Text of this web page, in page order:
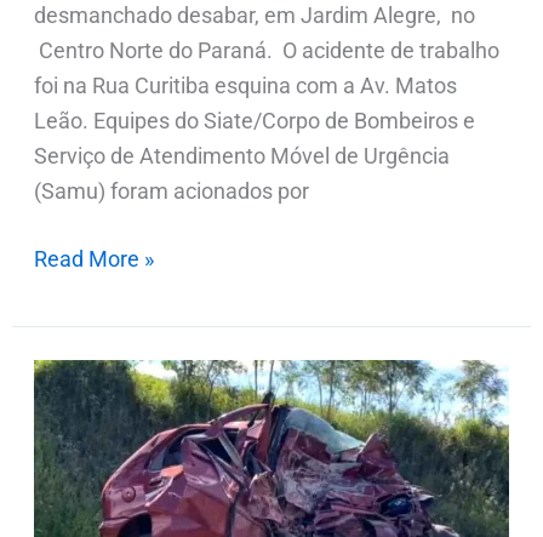
desmanchado desabar, em Jardim Alegre, no
Centro Norte do Paraná. O acidente de trabalho
foi na Rua Curitiba esquina com a Av. Matos
Leão. Equipes do Siate/Corpo de Bombeiros e
Serviço de Atendimento Móvel de Urgência
(Samu) foram acionados por
Read More »
Mulher
criança
morrem
e